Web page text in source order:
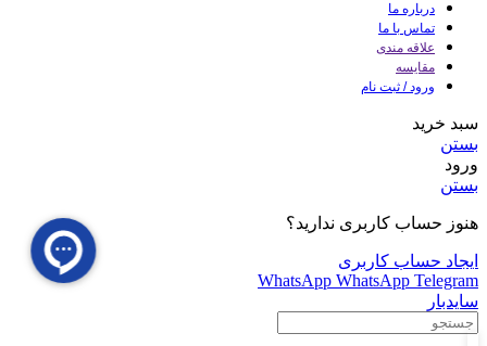
درباره ما
تماس با ما
علاقه مندی
مقایسه
ورود / ثبت نام
سبد خرید
بستن
ورود
بستن
هنوز حساب کاربری ندارید؟
ایجاد حساب کاربری
WhatsApp WhatsApp Telegram
سایدبار